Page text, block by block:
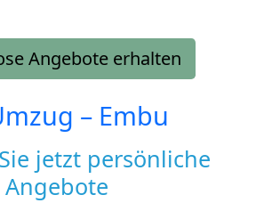
Angebote erhalten
– Embu
jetzt persönliche
Angebote